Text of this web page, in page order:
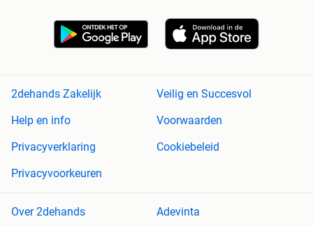
2dehands Zakelijk
Veilig en Succesvol
Help en info
Voorwaarden
Privacyverklaring
Cookiebeleid
Privacyvoorkeuren
Over 2dehands Adevinta